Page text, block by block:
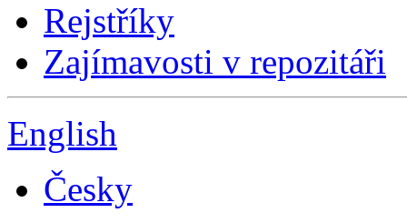
Rejstříky
Zajímavosti v repozitáři
English
Česky